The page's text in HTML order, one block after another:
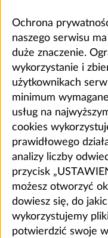
Ochrona
naszego serwisu
duże znaczenie.
wykorzystanie i
użytkownikach
minimum
usług na
cookies
prawidłowego
analizy liczby
przycisk
możesz otworzyć
dowiesz się, do
wykorzystujemy
potwierdzić swoje